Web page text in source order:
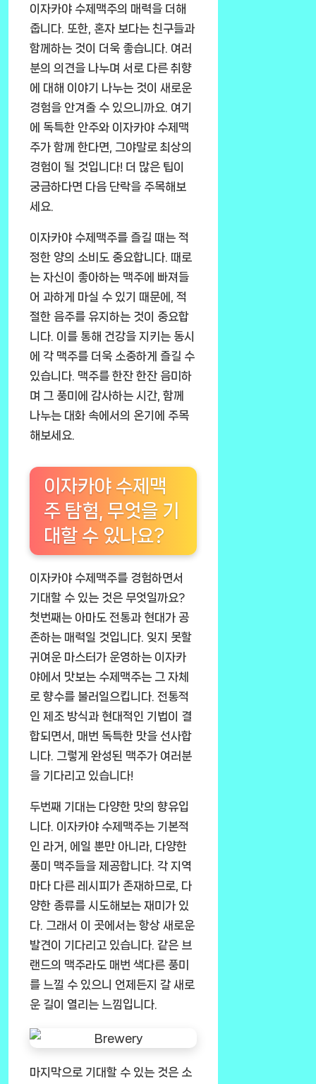
이자카야 수제맥주의 매력을 더해
줍니다. 또한, 혼자 보다는 친구들과
함께하는 것이 더욱 좋습니다. 여러
분의 의견을 나누며 서로 다른 취향
에 대해 이야기 나누는 것이 새로운
경험을 안겨줄 수 있으니까요. 여기
에 독특한 안주와 이자카야 수제맥
주가 함께 한다면, 그야말로 최상의
경험이 될 것입니다! 더 많은 팁이
궁금하다면 다음 단락을 주목해보
세요.
이자카야 수제맥주를 즐길 때는 적
정한 양의 소비도 중요합니다. 때로
는 자신이 좋아하는 맥주에 빠져들
어 과하게 마실 수 있기 때문에, 적
절한 음주를 유지하는 것이 중요합
니다. 이를 통해 건강을 지키는 동시
에 각 맥주를 더욱 소중하게 즐길 수
있습니다. 맥주를 한잔 한잔 음미하
며 그 풍미에 감사하는 시간, 함께
나누는 대화 속에서의 온기에 주목
해보세요.
이자카야 수제맥
주 탐험, 무엇을 기
대할 수 있나요?
이자카야 수제맥주를 경험하면서
기대할 수 있는 것은 무엇일까요?
첫번째는 아마도 전통과 현대가 공
존하는 매력일 것입니다. 잊지 못할
귀여운 마스터가 운영하는 이자카
야에서 맛보는 수제맥주는 그 자체
로 향수를 불러일으킵니다. 전통적
인 제조 방식과 현대적인 기법이 결
합되면서, 매번 독특한 맛을 선사합
니다. 그렇게 완성된 맥주가 여러분
을 기다리고 있습니다!
두번째 기대는 다양한 맛의 향유입
니다. 이자카야 수제맥주는 기본적
인 라거, 에일 뿐만 아니라, 다양한
풍미 맥주들을 제공합니다. 각 지역
마다 다른 레시피가 존재하므로, 다
양한 종류를 시도해보는 재미가 있
다. 그래서 이 곳에서는 항상 새로운
발견이 기다리고 있습니다. 같은 브
랜드의 맥주라도 매번 색다른 풍미
를 느낄 수 있으니 언제든지 갈 새로
운 길이 열리는 느낌입니다.
마지막으로 기대할 수 있는 것은 소